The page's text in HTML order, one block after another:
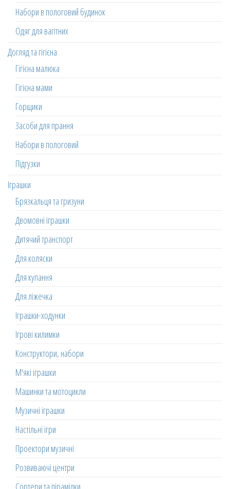
Набори в пологовий будинок
Одяг для вагітних
Догляд та гігієна
Гігієна малюка
Гігієна мами
Горщики
Засоби для прання
Набори в пологовий
Підгузки
Іграшки
Брязкальця та гризуни
Двомовні іграшки
Дитячий транспорт
Для коляски
Для купання
Для ліжечка
Іграшки-ходунки
Ігрові килимки
Конструктори, набори
М'які іграшки
Машинки та мотоцикли
Музичні іграшки
Настільні ігри
Проектори музичні
Розвиваючі центри